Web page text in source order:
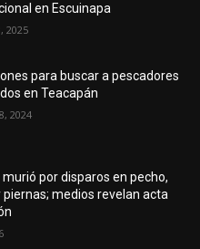
en Escuinapa
2025
para buscar a pescadores
en Teacapán
2024
murió por disparos en pecho,
piernas; medios revelan acta